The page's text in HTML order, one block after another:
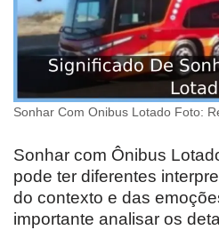
Sonhar Com Onibus Lotado Foto:
Sonhar com Ônibus
pode ter diferentes
do contexto e das
importante analisar os